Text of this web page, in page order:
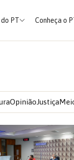
PT Conheça o
OpiniãoJustiça